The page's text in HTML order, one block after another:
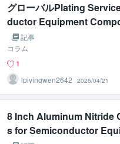
グローバルPlating
ductor Equipment
予測レポート 2026-2032
記事
コラム
1
lpiyingwen2642
2026/04/21
8 Inch Aluminum Nitride
s for Semiconductor